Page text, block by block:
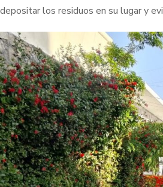
los residuos en su lugar y